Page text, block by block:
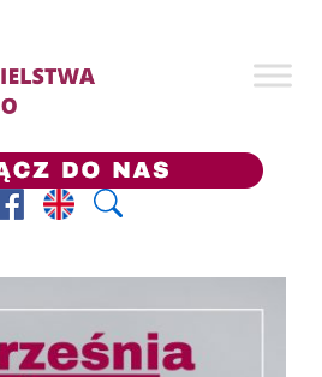
FacebookPrezes ZNP
Wyszukaj